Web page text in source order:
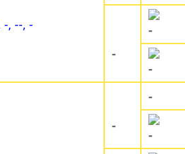
-, --, -
-
-
-
-
-
-